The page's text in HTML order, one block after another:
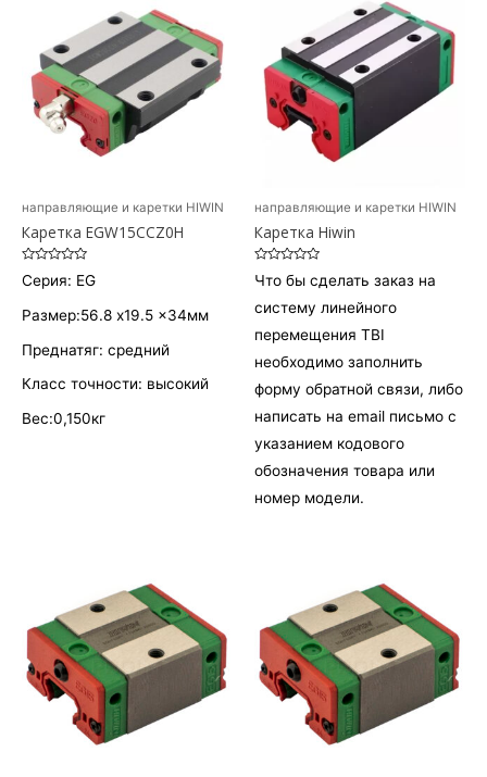
направляющие и каретки HIWIN
Каретка EGW15CCZ0H
Оценка
0
5
Серия: EG
Размер:56.8 x19.5 x34мм
Преднатяг: средний
Класс точности: высокий
Вес:0,150кг
направляющие и каретки HIWIN
Каретка Hiwin
Оценка
0
5
Что бы сделать заказ на
систему линейного
перемещения ТBI
необходимо заполнить
форму обратной связи, либо
написать на email письмо с
указанием кодового
обозначения товара или
номер модели.